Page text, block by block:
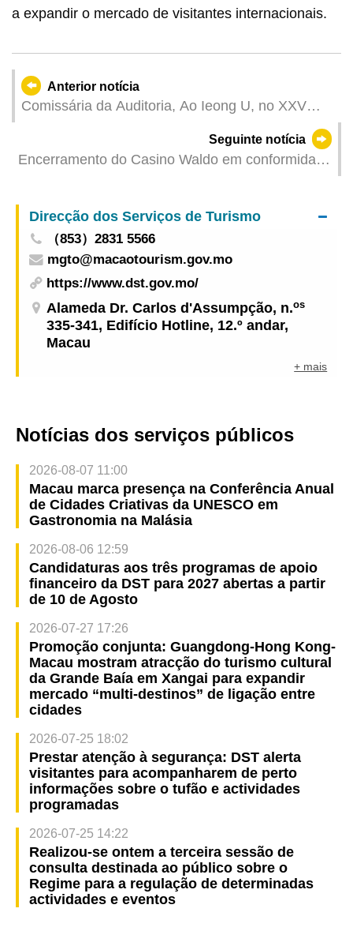
a expandir o mercado de visitantes internacionais.
Anterior notícia
Comissária da Auditoria, Ao Ieong U, no XXV
Seguinte notícia
Encerramento do Casino Waldo em conformidade
Direcção dos Serviços de Turismo
（853）2831 5566
mgto@macaotourism.gov.mo
https://www.dst.gov.mo/
Alameda Dr. Carlos d'Assumpção, n.os
335-341, Edifício Hotline, 12.º andar,
Macau
+ mais
Notícias dos serviços públicos
2026-08-07 11:00
Macau marca presença na Conferência Anual
de Cidades Criativas da UNESCO em
Gastronomia na Malásia
2026-08-06 12:59
Candidaturas aos três programas de apoio
financeiro da DST para 2027 abertas a partir
de 10 de Agosto
2026-07-27 17:26
Promoção conjunta: Guangdong-Hong Kong-
Macau mostram atracção do turismo cultural
da Grande Baía em Xangai para expandir
mercado “multi-destinos” de ligação entre
cidades
2026-07-25 18:02
Prestar atenção à segurança: DST alerta
visitantes para acompanharem de perto
informações sobre o tufão e actividades
programadas
2026-07-25 14:22
Realizou-se ontem a terceira sessão de
consulta destinada ao público sobre o
Regime para a regulação de determinadas
actividades e eventos